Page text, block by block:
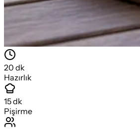
20 dk
Hazırlık
15dk
Pişirme